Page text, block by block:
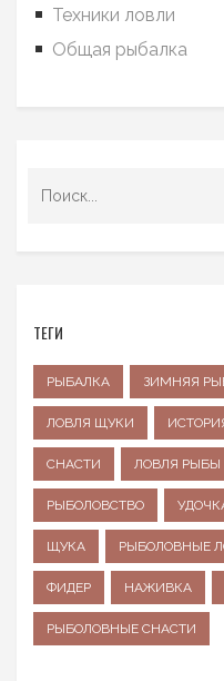
Техники ловли
Общая рыбалка
ТЕГИ
РЫБАЛКА ЗИМНЯЯ
ЛОВЛЯ ЩУКИ
СНАСТИ ЛОВЛЯ РЫБЫ
РЫБОЛОВСТВО
ЩУКА РЫБОЛОВНЫЕ
ФИДЕР НАЖИВКА
РЫБОЛОВНЫЕ СНАСТИ